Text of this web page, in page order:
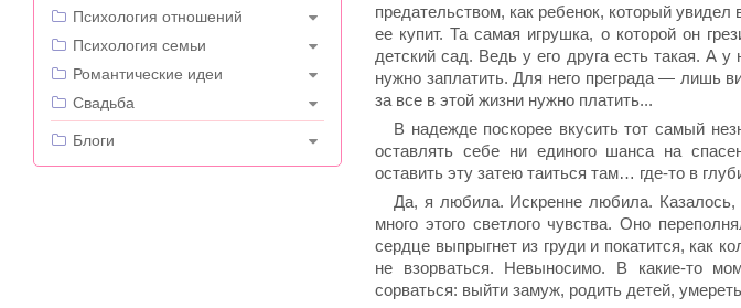
предательством, как ребенок, который
ее купит. Та самая игрушка, о которой он
детский сад. Ведь у его друга есть такая. А
нужно заплатить. Для него преграда — лишь
за все в этой жизни нужно платить...
В надежде поскорее вкусить тот самый
оставлять себе ни единого шанса на
оставить эту затею таиться там… где-то в
Да, я любила. Искренне любила.
много этого светлого чувства. Оно
сердце выпрыгнет из груди и покатится, как
не взорваться. Невыносимо. В какие-то
сорваться: выйти замуж, родить детей,
---
Психология отношений
Психология семьи
Романтические идеи
Свадьба
---
Блоги